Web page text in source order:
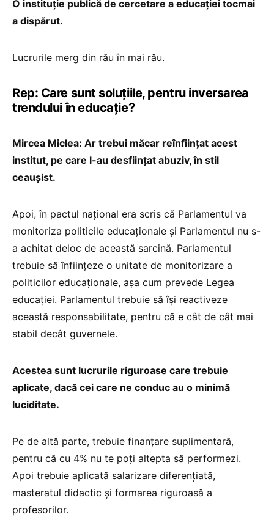
O instituție publică de cercetare a educației tocmai
a dispărut.
Lucrurile merg din rău în mai rău.
Rep: Care sunt soluțiile, pentru inversarea
trendului în educație?
Mircea Miclea: Ar trebui măcar reînființat acest
institut, pe care l-au desființat abuziv, în stil
ceaușist.
Apoi, în pactul național era scris că Parlamentul va
monitoriza politicile educaționale și Parlamentul nu s-
a achitat deloc de această sarcină. Parlamentul
trebuie să înființeze o unitate de monitorizare a
politicilor educaționale, așa cum prevede Legea
educației. Parlamentul trebuie să își reactiveze
această responsabilitate, pentru că e cât de cât mai
stabil decât guvernele.
Acestea sunt lucrurile riguroase care trebuie
aplicate, dacă cei care ne conduc au o minimă
luciditate.
Pe de altă parte, trebuie finanțare suplimentară,
pentru că cu 4% nu te poți altepta să performezi.
Apoi trebuie aplicată salarizare diferențiată,
masteratul didactic și formarea riguroasă a
profesorilor.